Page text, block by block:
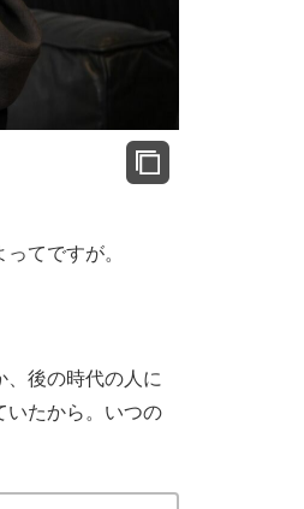
てですが。
後の時代の人に
いたから。いつの